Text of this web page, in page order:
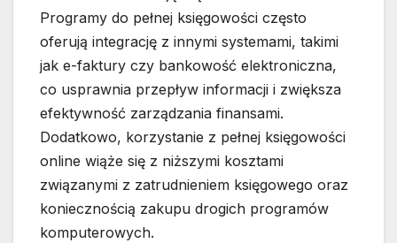
Programy do pełnej księgowości często
oferują integrację z innymi systemami, takimi
jak e-faktury czy bankowość elektroniczna,
co usprawnia przepływ informacji i zwiększa
efektywność zarządzania finansami.
Dodatkowo, korzystanie z pełnej księgowości
online wiąże się z niższymi kosztami
związanymi z zatrudnieniem księgowego oraz
koniecznością zakupu drogich programów
komputerowych.